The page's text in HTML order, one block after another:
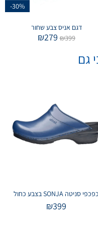
-30%
דגם אניס צבע שחור
₪399
₪279
גם
כפכפי סניטה SONJA בצבע כחול
₪399